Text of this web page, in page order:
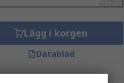
Lägg i korgen
Datablad